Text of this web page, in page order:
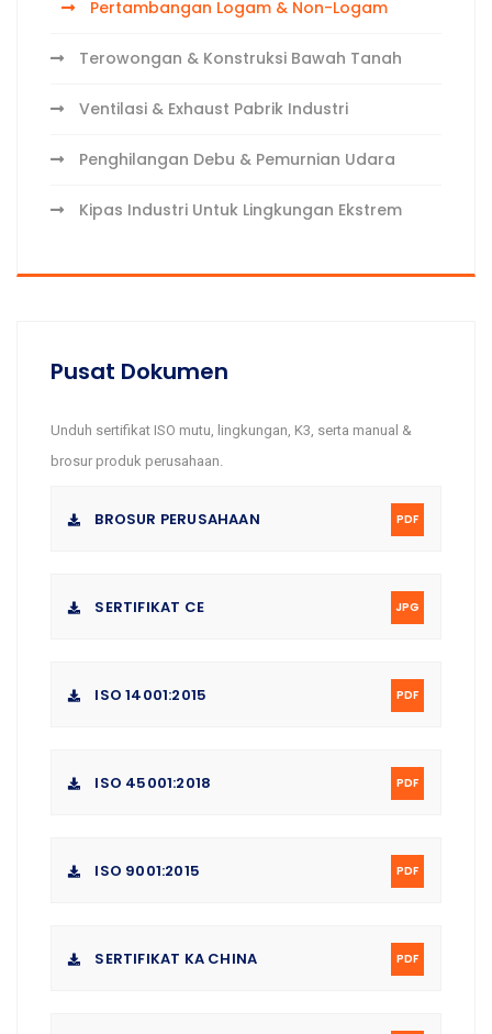
Pertambangan Logam & Non-Logam
Terowongan & Konstruksi Bawah Tanah
Ventilasi & Exhaust Pabrik Industri
Penghilangan Debu & Pemurnian Udara
Kipas Industri Untuk Lingkungan Ekstrem
Pusat Dokumen
Unduh sertifikat ISO mutu, lingkungan, K3, serta manual &
brosur produk perusahaan.
BROSUR PERUSAHAAN PDF
SERTIFIKAT CE JPG
ISO 14001:2015 PDF
ISO 45001:2018 PDF
ISO 9001:2015 PDF
SERTIFIKAT KA CHINA PDF